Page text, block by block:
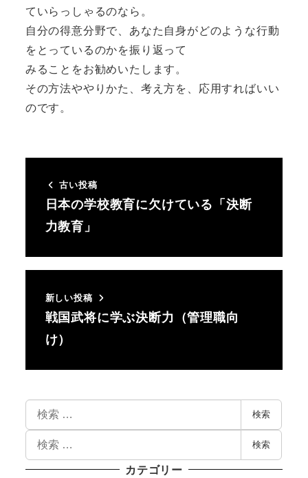
ていらっしゃるのなら。
自分の得意分野で、あなた自身がどのような行動
をとっているのかを振り返って
みることをお勧めいたします。
その方法ややりかた、考え方を、応用すればいい
のです。
古い投稿
日本の学校教育に欠けている「決断
力教育」
新しい投稿
戦国武将に学ぶ決断力（管理職向
け）
検索
検索
カテゴリー